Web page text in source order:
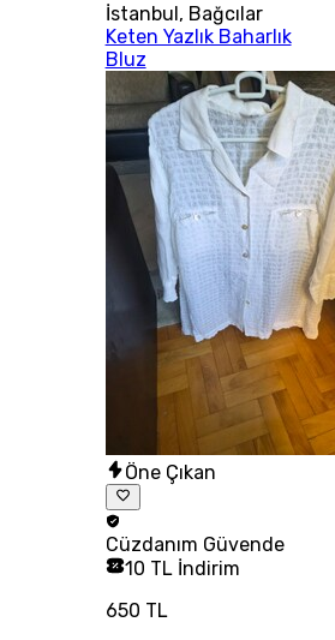
İstanbul, Bağcılar
Keten Yazlık Baharlık
Bluz
Öne Çıkan
Cüzdanım Güvende
10 TL İndirim
650 TL